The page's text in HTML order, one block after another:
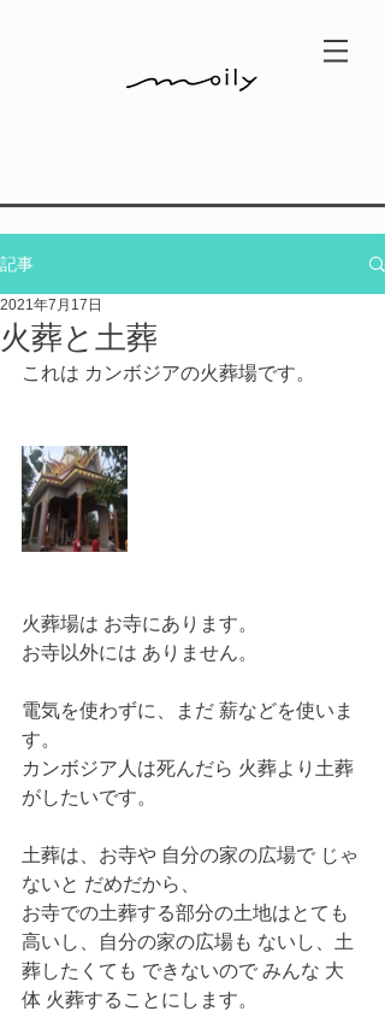
記事
火葬と土葬
2021年7月17日
これは カンボジアの火葬場です。
火葬場は お寺にあります。
お寺以外には ありません。
電気を使わずに、まだ 薪などを使いま
す。
カンボジア人は死んだら 火葬より土葬
がしたいです。
土葬は、お寺や 自分の家の広場で じゃ
ないと だめだから、
お寺での土葬する部分の土地はとても
高いし、自分の家の広場も ないし、土
葬したくても できないので みんな 大
体 火葬することにします。